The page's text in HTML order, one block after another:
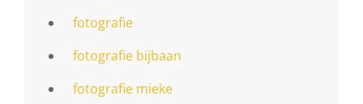
fotografie
fotografie bijbaan
fotografie mieke